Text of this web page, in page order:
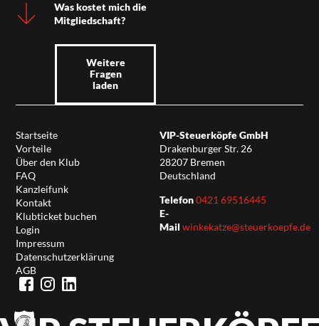
Was kostet mich die
Mitgliedschaft?
Weitere
Fragen
laden
Startseite
Vorteile
Über den Klub
FAQ
Kanzleifunk
Kontakt
Klubticket buchen
Login
Impressum
Datenschutzerklärung
AGB
VIP-Steuerköpfe GmbH
Drakenburger Str. 26
28207 Bremen
Deutschland
Telefon0421 69516445
E-
Mail winkekatze@steuerkoepfe.de